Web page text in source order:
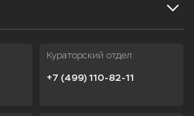
Кураторский отдел:
+7 (499) 110-82-11